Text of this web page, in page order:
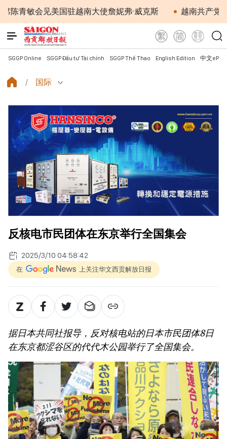
会见美国驻越南大使詹妮弗·威克斯 越南共产党中央总
SGGP Online SGGP Đầu tư Tài chính SGGP Thể Thao English Edition 中文
国际
反核电市民团体在东京举行全国集会
2025/3/10 04:58:42
在 上关注华文西贡解放日报
据日本共同社报导，反对核电站的日本市民团体8日
在东京都涩谷区的代代木公园举行了全国集会。